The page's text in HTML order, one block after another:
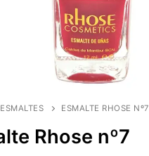
ESMALTES ESMALTE RHOSE Nº7
Rhose nº7